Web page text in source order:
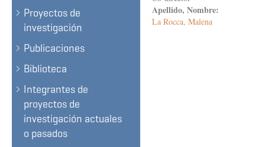
Proyectos de
investigación
Publicaciones
Biblioteca
Integrantes de
proyectos de
investigación actuales
o pasados
Apellido, Nombre:
La Rocca, Malena